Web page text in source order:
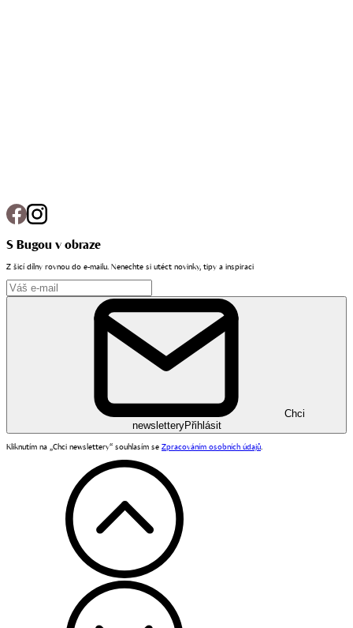
S Bugou v obraze
Z šicí dílny rovnou do e-mailu. Nenechte si utéct novinky, tipy a inspiraci
Chci
newsletteryPřihlásit
Kliknutím na „Chci newslettery“ souhlasím se Zpracováním osobních údajů.